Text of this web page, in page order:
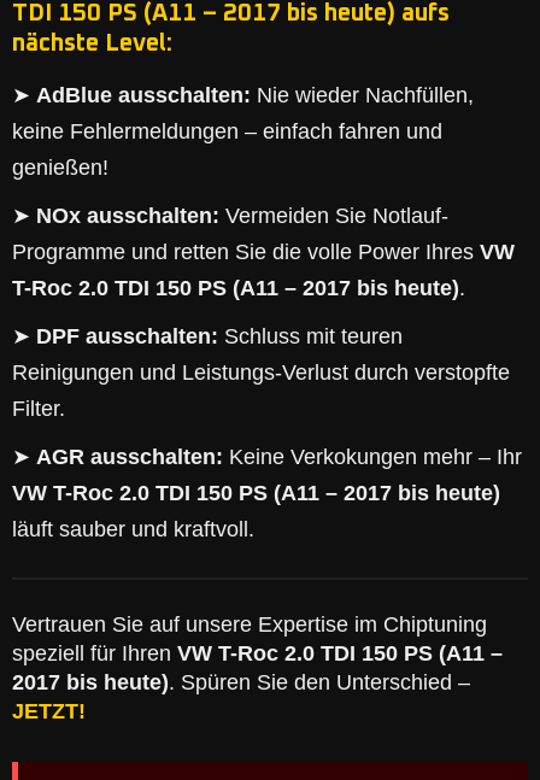
TDI 150 PS (A11 – 2017 bis heute) aufs
nächste Level:
➤ AdBlue ausschalten: Nie wieder Nachfüllen,
keine Fehlermeldungen – einfach fahren und
genießen!
➤ NOx ausschalten: Vermeiden Sie Notlauf-
Programme und retten Sie die volle Power Ihres VW
T-Roc 2.0 TDI 150 PS (A11 – 2017 bis heute).
➤ DPF ausschalten: Schluss mit teuren
Reinigungen und Leistungs-Verlust durch verstopfte
Filter.
➤ AGR ausschalten: Keine Verkokungen mehr – Ihr
VW T-Roc 2.0 TDI 150 PS (A11 – 2017 bis heute)
läuft sauber und kraftvoll.
Vertrauen Sie auf unsere Expertise im Chiptuning
speziell für Ihren VW T-Roc 2.0 TDI 150 PS (A11 –
2017 bis heute). Spüren Sie den Unterschied –
JETZT!